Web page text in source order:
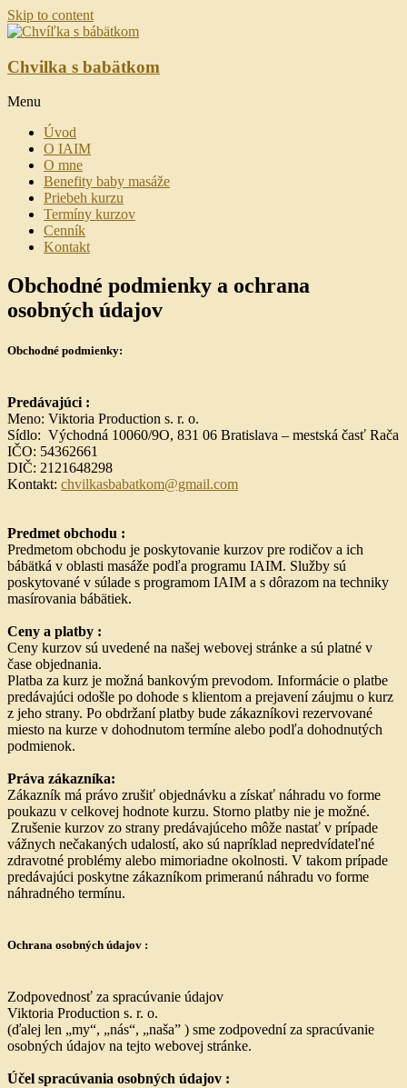
Skip to content
Chvilka s babätkom
Menu
Úvod
O IAIM
O mne
Benefity baby masáže
Priebeh kurzu
Termíny kurzov
Cenník
Kontakt
Obchodné podmienky a ochrana
osobných údajov
Obchodné podmienky:
Predávajúci :
Meno: Viktoria Production s. r. o.
Sídlo: Východná 10060/9O, 831 06 Bratislava – mestská časť Rača
IČO: 54362661
DIČ: 2121648298
Kontakt: chvilkasbabatkom@gmail.com
Predmet obchodu :
Predmetom obchodu je poskytovanie kurzov pre rodičov a ich
bábätká v oblasti masáže podľa programu IAIM. Služby sú
poskytované v súlade s programom IAIM a s dôrazom na techniky
masírovania bábätiek.
Ceny a platby :
Ceny kurzov sú uvedené na našej webovej stránke a sú platné v
čase objednania.
Platba za kurz je možná bankovým prevodom. Informácie o platbe
predávajúci odošle po dohode s klientom a prejavení záujmu o kurz
z jeho strany. Po obdržaní platby bude zákazníkovi rezervované
miesto na kurze v dohodnutom termíne alebo podľa dohodnutých
podmienok.
Práva zákazníka:
Zákazník má právo zrušiť objednávku a získať náhradu vo forme
poukazu v celkovej hodnote kurzu. Storno platby nie je možné.
Zrušenie kurzov zo strany predávajúceho môže nastať v prípade
vážnych nečakaných udalostí, ako sú napríklad nepredvídateľné
zdravotné problémy alebo mimoriadne okolnosti. V takom prípade
predávajúci poskytne zákazníkom primeranú náhradu vo forme
náhradného termínu.
Ochrana osobných údajov :
Zodpovednosť za spracúvanie údajov
Viktoria Production s. r. o.
(ďalej len „my“, „nás“, „naša” ) sme zodpovední za spracúvanie
osobných údajov na tejto webovej stránke.
Účel spracúvania osobných údajov :